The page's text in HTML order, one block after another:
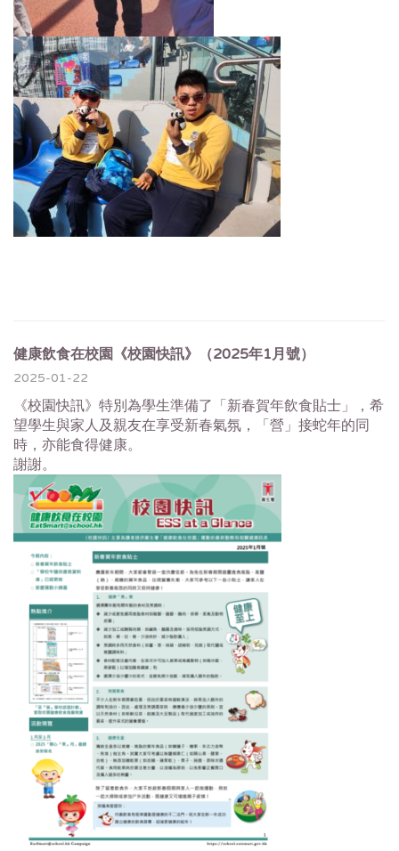
健康飲食在校園《校園快訊》（2025年1月號）
2025-01-22
《校園快訊》 特別為學生準備了「新春賀年飲食貼士」， 希
望學生與家人及親友在享受新春氣氛，「營」接蛇年的同
時， 亦能食得健康。
謝謝。